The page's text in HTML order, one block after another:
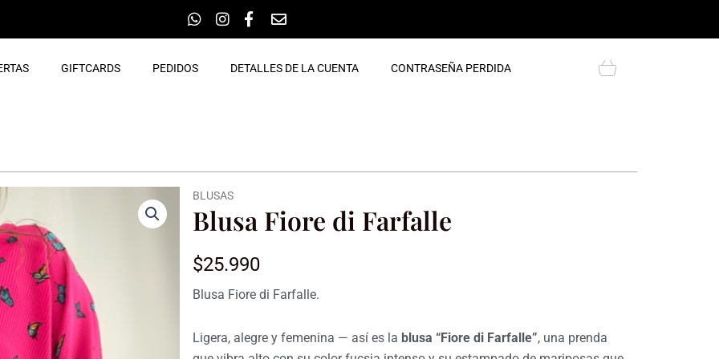
GIFTCARDS PEDIDOS DETALLES DE LA CUENTA CONTRASEÑA PERDIDA Cart
BLUSAS
Blusa Fiore di Farfalle
$25.990
Blusa Fiore di Farfalle.
Ligera, alegre y femenina — así es la blusa “Fiore di Farfalle”, una prenda